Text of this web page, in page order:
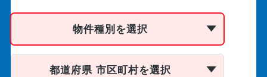
物件種別を選択
都道府県 市区町村を選択